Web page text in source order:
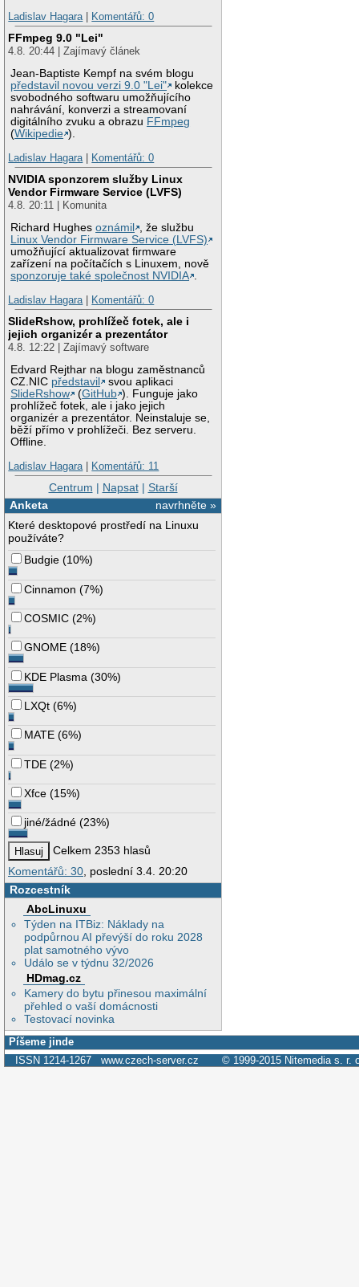
Ladislav Hagara| Komentářů: 0
FFmpeg 9.0 "Lei"
4.8. 20:44 | Zajímavý článek
Jean-Baptiste Kempf na svém blogu
představil novou verzi 9.0 "Lei"
kolekce
svobodného softwaru umožňujícího
nahrávání, konverzi a streamovaní
digitálního zvuku a obrazu FFmpeg
(Wikipedie ).
Ladislav Hagara| Komentářů: 0
NVIDIA sponzorem služby Linux
Vendor Firmware Service (LVFS)
4.8. 20:11 | Komunita
Richard Hughesoznámil
, že službu
Linux Vendor Firmware Service (LVFS)
umožňující aktualizovat firmware
zařízení na počítačích s Linuxem, nově
sponzoruje také společnost NVIDIA .
Ladislav Hagara| Komentářů: 0
SlideRshow, prohlížeč fotek, ale i
jejich organizér a prezentátor
4.8. 12:22 | Zajímavý software
Edvard Rejthar na blogu zaměstnanců
CZ.NIC představil
svou aplikaci
SlideRshow
(GitHub ). Funguje jako
prohlížeč fotek, ale i jako jejich
organizér a prezentátor. Neinstaluje se,
běží přímo v prohlížeči. Bez serveru.
Offline.
Ladislav Hagara| Komentářů: 11
Centrum | Napsat| Starší
navrhněte »
Anketa
Které desktopové prostředí na Linuxu
používáte?
Budgie (10%)
Cinnamon (7%)
COSMIC (2%)
GNOME (18%)
KDE Plasma (30%)
LXQt (6%)
MATE (6%)
TDE (2%)
Xfce (15%)
jiné/žádné (23%)
Celkem 2353 hlasů
Komentářů: 30 , poslední 3.4. 20:20
Rozcestník
AbcLinuxu
Týden na ITBiz: Náklady na
podpůrnou AI převýší do roku 2028
plat samotného vývo
Událo se v týdnu 32/2026
HDmag.cz
Kamery do bytu přinesou maximální
přehled o vaší domácnosti
Testovací novinka
Píšeme jinde
ISSN 1214-1267 www.czech-server.cz © 1999-2015 Nitemedia s. r.